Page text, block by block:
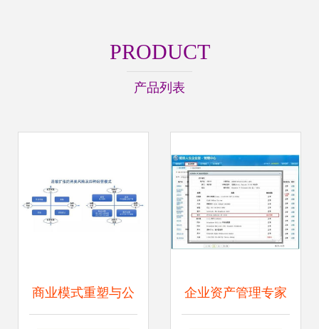
PRODUCT
产品列表
商业模式重塑与公 企业资产管理专家